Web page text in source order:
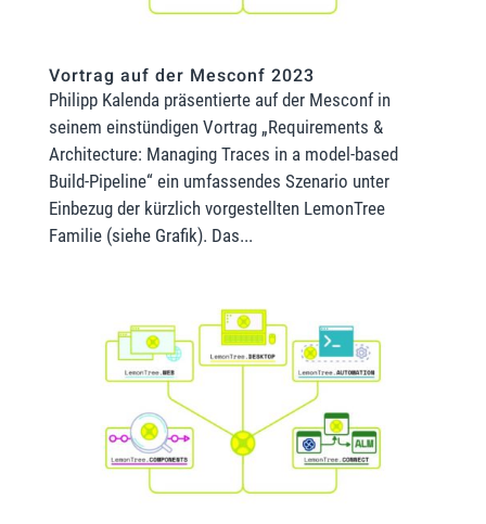
Vortrag auf der Mesconf 2023
Philipp Kalenda präsentierte auf der Mesconf in
seinem einstündigen Vortrag „Requirements &
Architecture: Managing Traces in a model-based
Build-Pipeline“ ein umfassendes Szenario unter
Einbezug der kürzlich vorgestellten LemonTree
Familie (siehe Grafik). Das...